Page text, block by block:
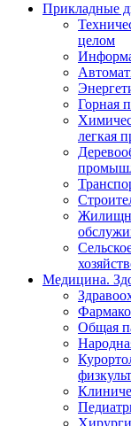
Прикладные
целом
Горная
легкая
Медицина.
Общая